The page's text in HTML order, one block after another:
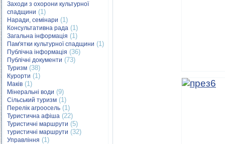
Заходи з охорони культурної
спадщини (1)
Наради, семінари (1)
Консультативна рада (1)
Загальна інформація (1)
Пам'ятки культурної спадщини (1)
Публічна інформація (36)
Публічні документи (73)
Туризм (38)
Курорти (1)
Маків (1)
Мінеральні води (9)
Сільський туризм (1)
Перелік агроосель (1)
Туристична афіша (22)
Туристичні маршрути (5)
туристичні маршрути (32)
Управління (1)